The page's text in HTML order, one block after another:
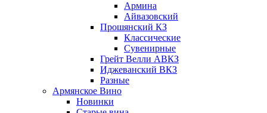
Армина
Айвазовский
Прошянский КЗ
Классические
Сувенирные
Грейт Велли АВКЗ
Иджеванский ВКЗ
Разные
Армянское Вино
Новинки